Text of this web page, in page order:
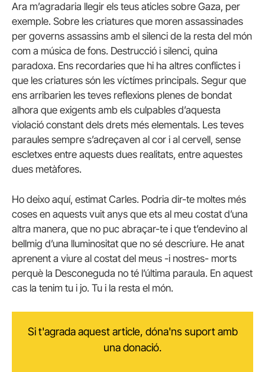
Ara m’agradaria llegir els teus aticles sobre Gaza, per
exemple. Sobre les criatures que moren assassinades
per governs assassins amb el silenci de la resta del món
com a música de fons. Destrucció i silenci, quina
paradoxa. Ens recordaries que hi ha altres conflictes i
que les criatures són les víctímes principals. Segur que
ens arribarien les teves reflexions plenes de bondat
alhora que exigents amb els culpables d’aquesta
violació constant dels drets més elementals. Les teves
paraules sempre s’adreçaven al cor i al cervell, sense
escletxes entre aquests dues realitats, entre aquestes
dues metàfores.
Ho deixo aquí, estimat Carles. Podria dir-te moltes més
coses en aquests vuit anys que ets al meu costat d’una
altra manera, que no puc abraçar-te i que t’endevino al
bellmig d’una lluminositat que no sé descriure. He anat
aprenent a viure al costat del meus -i nostres- morts
perquè la Desconeguda no té l’última paraula. En aquest
cas la tenim tu i jo. Tu i la resta el món.
Si t'agrada aquest article, dóna'ns suport amb
una donació.